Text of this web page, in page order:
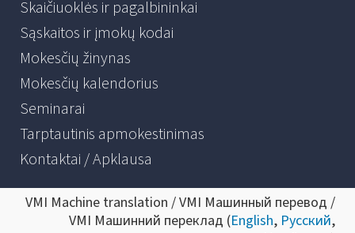
Skaičiuoklės ir pagalbininkai
Sąskaitos ir įmokų kodai
Mokesčių žinynas
Mokesčių kalendorius
Seminarai
Tarptautinis apmokestinimas
Kontaktai / Apklausa
VMI Machine translation / VMI Машинный перевод /
VMI Машинний переклад (English, Русский,